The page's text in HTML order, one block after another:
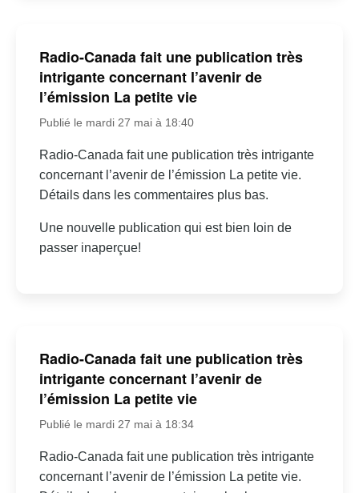
Radio-Canada fait une publication très
intrigante concernant l’avenir de
l’émission La petite vie
Publié le mardi 27 mai à 18:40
Radio-Canada fait une publication très intrigante
concernant l’avenir de l’émission La petite vie.
Détails dans les commentaires plus bas.
Une nouvelle publication qui est bien loin de
passer inaperçue!
Radio-Canada fait une publication très
intrigante concernant l’avenir de
l’émission La petite vie
Publié le mardi 27 mai à 18:34
Radio-Canada fait une publication très intrigante
concernant l’avenir de l’émission La petite vie.